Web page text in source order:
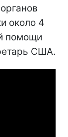
около 4
помощи
США.